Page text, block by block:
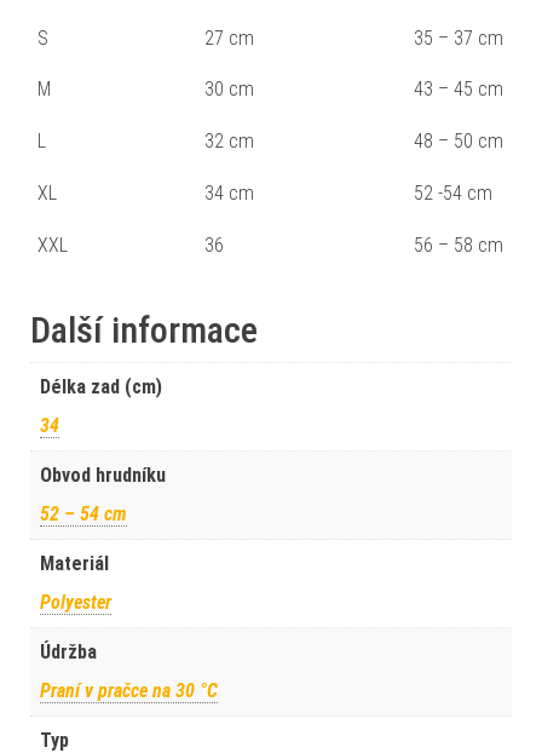
S 27 cm 35 – 37 cm
M 30 cm 43 – 45 cm
L 32 cm 48 – 50 cm
XL 34 cm 52 -54 cm
XXL 36 56 – 58 cm
Další informace
Délka zad (cm)
34
Obvod hrudníku
52 – 54 cm
Materiál
Polyester
Údržba
Praní v pračce na 30 °C
Typ